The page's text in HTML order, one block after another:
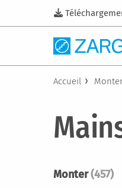
Accueil
Monter(457)